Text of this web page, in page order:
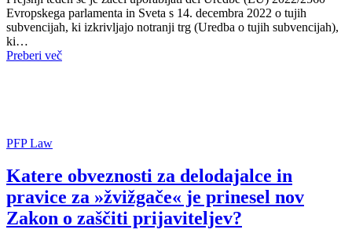
Evropskega parlamenta in Sveta s 14. decembra 2022 o tujih
subvencijah, ki izkrivljajo notranji trg (Uredba o tujih subvencijah),
ki…
Preberi več
PFP Law
Katere obveznosti za delodajalce in
pravice za »žvižgače« je prinesel nov
Zakon o zaščiti prijaviteljev?